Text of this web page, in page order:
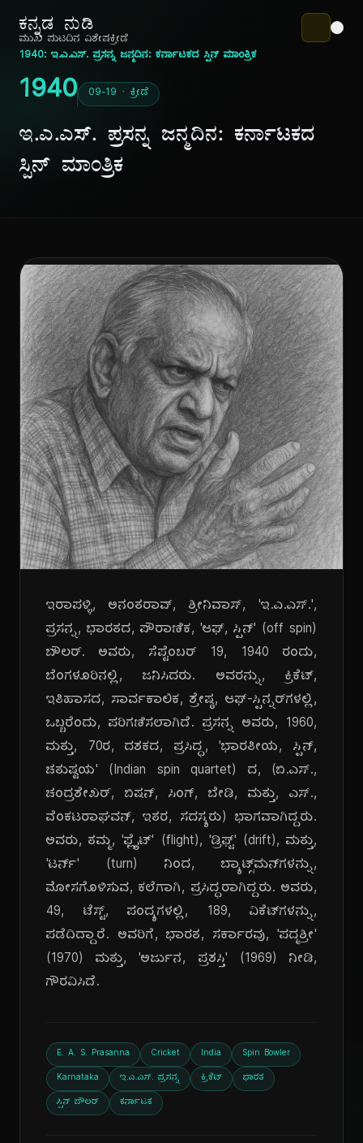
ಕನ್ನಡ ನುಡಿ
ಮುಖ ಪುಟದಿನ ವಿಶೇಷಕ್ರೀಡೆ
1940: ಇ.ಎ.ಎಸ್. ಪ್ರಸನ್ನ ಜನ್ಮದಿನ: ಕರ್ನಾಟಕದ ಸ್ಪಿನ್ ಮಾಂತ್ರಿಕ
1940 09-19 · ಕ್ರೀಡೆ
ಇ.ಎ.ಎಸ್. ಪ್ರಸನ್ನ ಜನ್ಮದಿನ: ಕರ್ನಾಟಕದ
ಸ್ಪಿನ್ ಮಾಂತ್ರಿಕ
ಇರಾಪಳ್ಳಿ, ಅನಂತರಾವ್, ಶ್ರೀನಿವಾಸ್, 'ಇ.ಎ.ಎಸ್.',
ಪ್ರಸನ್ನ, ಭಾರತದ, ಪೌರಾಣಿಕ, 'ಆಫ್, ಸ್ಪಿನ್' (off spin)
ಬೌಲರ್. ಅವರು, ಸೆಪ್ಟೆಂಬರ್ 19, 1940 ರಂದು,
ಬೆಂಗಳೂರಿನಲ್ಲಿ, ಜನಿಸಿದರು. ಅವರನ್ನು, ಕ್ರಿಕೆಟ್,
ಇತಿಹಾಸದ, ಸಾರ್ವಕಾಲಿಕ, ಶ್ರೇಷ್ಠ, ಆಫ್-ಸ್ಪಿನ್ನರ್‌ಗಳಲ್ಲಿ,
ಒಬ್ಬರೆಂದು, ಪರಿಗಣಿಸಲಾಗಿದೆ. ಪ್ರಸನ್ನ ಅವರು, 1960,
ಮತ್ತು, 70ರ, ದಶಕದ, ಪ್ರಸಿದ್ಧ, 'ಭಾರತೀಯ, ಸ್ಪಿನ್,
ಚತುಷ್ಟಯ' (Indian spin quartet) ದ, (ಬಿ.ಎಸ್.,
ಚಂದ್ರಶೇಖರ್, ಬಿಷನ್, ಸಿಂಗ್, ಬೇಡಿ, ಮತ್ತು, ಎಸ್.,
ವೆಂಕಟರಾಘವನ್, ಇತರ, ಸದಸ್ಯರು) ಭಾಗವಾಗಿದ್ದರು.
ಅವರು, ತಮ್ಮ, 'ಫ್ಲೈಟ್' (flight), 'ಡ್ರಿಫ್ಟ್' (drift), ಮತ್ತು,
'ಟರ್ನ್' (turn) ನಿಂದ, ಬ್ಯಾಟ್ಸ್‌ಮನ್‌ಗಳನ್ನು,
ಮೋಸಗೊಳಿಸುವ, ಕಲೆಗಾಗಿ, ಪ್ರಸಿದ್ಧರಾಗಿದ್ದರು. ಅವರು,
49, ಟೆಸ್ಟ್, ಪಂದ್ಯಗಳಲ್ಲಿ, 189, ವಿಕೆಟ್‌ಗಳನ್ನು,
ಪಡೆದಿದ್ದಾರೆ. ಅವರಿಗೆ, ಭಾರತ, ಸರ್ಕಾರವು, 'ಪದ್ಮಶ್ರೀ'
(1970) ಮತ್ತು, 'ಅರ್ಜುನ, ಪ್ರಶಸ್ತಿ' (1969) ನೀಡಿ,
ಗೌರವಿಸಿದೆ.
E. A. S. Prasanna Cricket India Spin Bowler
Karnataka ಇ.ಎ.ಎಸ್. ಪ್ರಸನ್ನ ಕ್ರಿಕೆಟ್ ಭಾರತ
ಸ್ಪಿನ್ ಬೌಲರ್ ಕರ್ನಾಟಕ